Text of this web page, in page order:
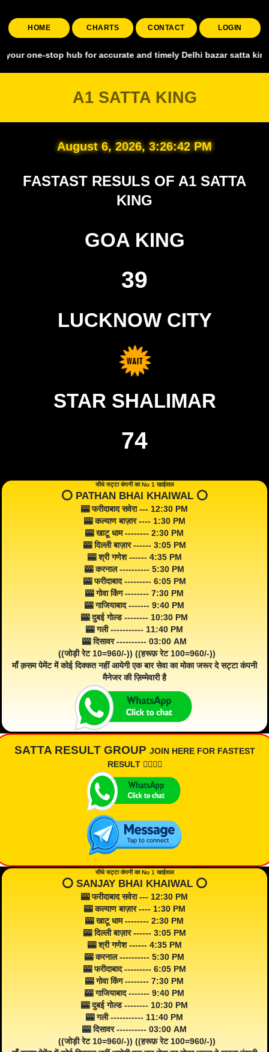
HOME CHARTS CONTACT LOGIN
hub for accurate and timely Delhi bazar satta king,
A1 SATTA KING
August 6, 2026, 3:26:43 PM
FASTAST RESULS OF A1 SATTA
KING
GOA KING
39
LUCKNOW CITY
STAR SHALIMAR
74
सीधे सट्टा कंपनी का No 1 खाईवाल
⭕️ PATHAN BHAI KHAIWAL ⭕️
🎰 फरीदाबाद सवेरा --- 12:30 PM
🎰 कल्याण बाज़ार ---- 1:30 PM
🎰 खाटू धाम -------- 2:30 PM
🎰 दिल्ली बाज़ार ------ 3:05 PM
🎰 श्री गणेश ------ 4:35 PM
🎰 करनाल ---------- 5:30 PM
🎰 फरीदाबाद --------- 6:05 PM
🎰 गोवा किंग -------- 7:30 PM
🎰 गाजियाबाद ------- 9:40 PM
🎰 दुबई गोल्ड -------- 10:30 PM
🎰 गली ----------- 11:40 PM
🎰 दिसावर ---------- 03:00 AM
((जोड़ी रेट 10=960/-)) ((हरूफ़ रेट 100=960/-))
माँ क़सम पेमेंट में कोई दिक्कत नहीं आयेगी एक बार सेवा का मोका जरूर दे सट्टा कंपनी
मैनेजर की ज़िम्मेवारी है
SATTA RESULT GROUP JOIN HERE FOR FASTEST
RESULT 👇🏾👇🏾
सीधे सट्टा कंपनी का No 1 खाईवाल
⭕️ SANJAY BHAI KHAIWAL ⭕️
🎰 फरीदाबाद सवेरा --- 12:30 PM
🎰 कल्याण बाज़ार ---- 1:30 PM
🎰 खाटू धाम -------- 2:30 PM
🎰 दिल्ली बाज़ार ------ 3:05 PM
🎰 श्री गणेश ------ 4:35 PM
🎰 करनाल ---------- 5:30 PM
🎰 फरीदाबाद --------- 6:05 PM
🎰 गोवा किंग -------- 7:30 PM
🎰 गाजियाबाद ------- 9:40 PM
🎰 दुबई गोल्ड -------- 10:30 PM
🎰 गली ----------- 11:40 PM
🎰 दिसावर ---------- 03:00 AM
((जोड़ी रेट 10=960/-)) ((हरूफ़ रेट 100=960/-))